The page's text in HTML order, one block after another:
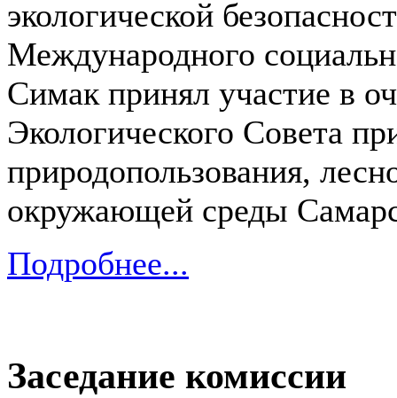
экологической
Международного
Симак принял участие в
Экологического Совета
природопользования,
окружающей среды
Подробнее...
Заседание комиссии